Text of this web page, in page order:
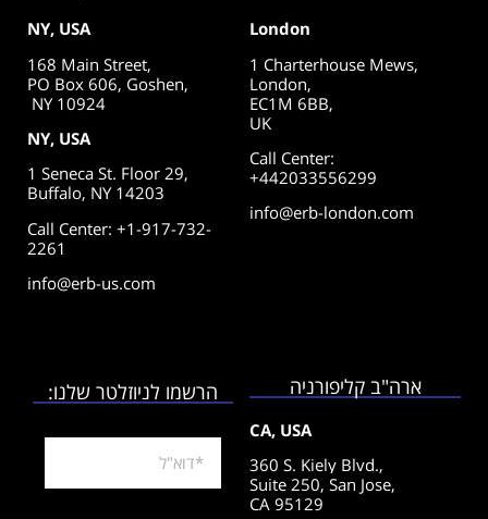
London
1 Charterhouse Mews,
London,
EC1M 6BB,
UK
Call Center:
+442033556299
info@erb-london.com
NY, USA
168 Main Street,
PO Box 606, Goshen,
NY 10924
NY, USA
1 Seneca St. Floor 29,
Buffalo, NY 14203
Call Center: +1-917-732-
2261
info@erb-us.com
ארה"ב קליפורניה
CA, USA
360 S. Kiely Blvd.,
Suite 250, San Jose,
CA 95129
הרשמו לניוזלטר שלנו: